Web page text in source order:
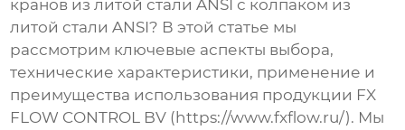
кранов из литой стали ANSI с колпаком из
литой стали ANSI? В этой статье мы
рассмотрим ключевые аспекты выбора,
технические характеристики, применение и
преимущества использования продукции FX
FLOW CONTROL BV (https://www.fxflow.ru/). Мы